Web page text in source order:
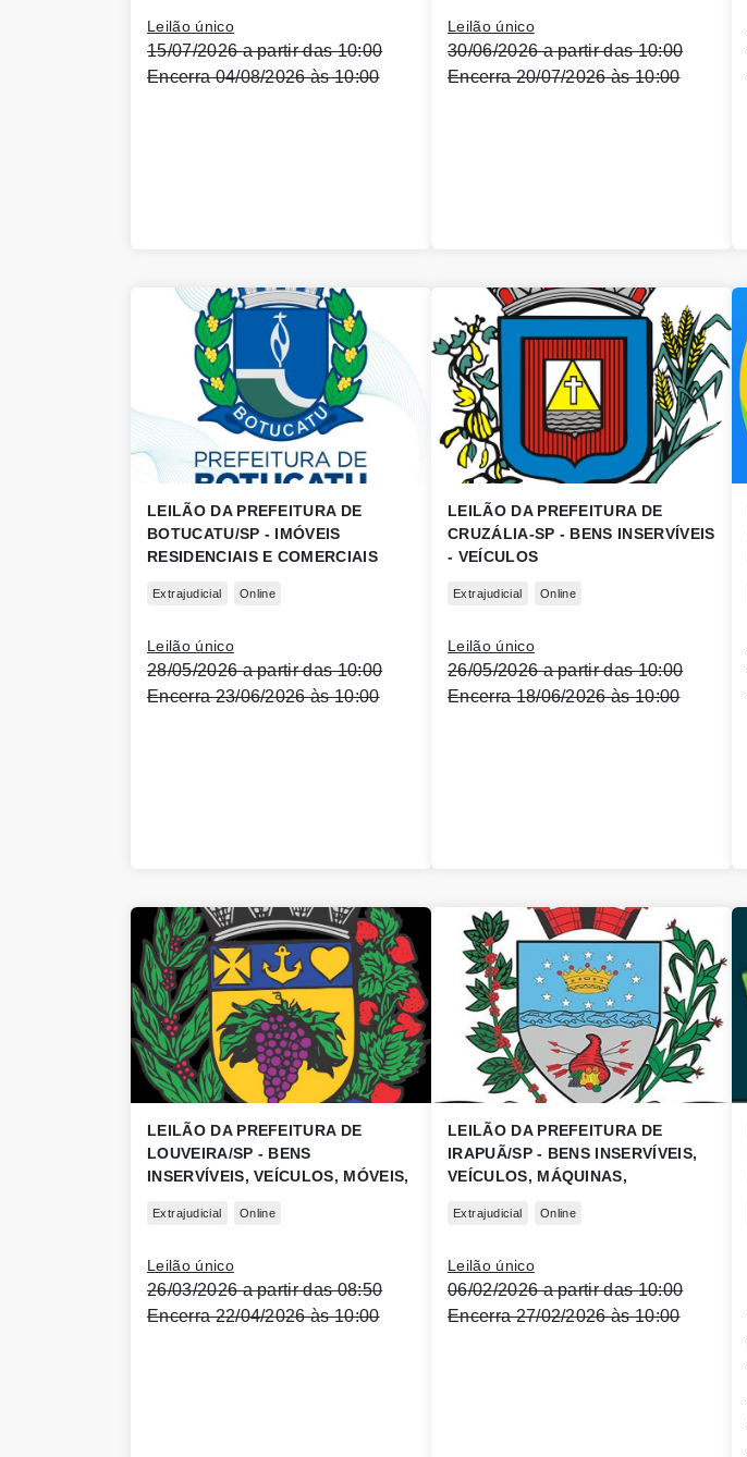
Leilão único
15/07/2026 a partir das 10:00
Encerra 04/08/2026 às 10:00
Leilão único
30/06/2026 a partir das 10:00
Encerra 20/07/2026 às 10:00
LEILÃO DA PREFEITURA DE
BOTUCATU/SP - IMÓVEIS
RESIDENCIAIS E COMERCIAIS
Extrajudicial Online
Leilão único
28/05/2026 a partir das 10:00
Encerra 23/06/2026 às 10:00
LEILÃO DA PREFEITURA DE
CRUZÁLIA-SP - BENS INSERVÍVEIS
- VEÍCULOS
Extrajudicial Online
Leilão único
26/05/2026 a partir das 10:00
Encerra 18/06/2026 às 10:00
LEILÃO DA PREFEITURA DE
LOUVEIRA/SP - BENS
INSERVÍVEIS, VEÍCULOS, MÓVEIS,
Extrajudicial Online
Leilão único
26/03/2026 a partir das 08:50
Encerra 22/04/2026 às 10:00
LEILÃO DA PREFEITURA DE
IRAPUÃ/SP - BENS INSERVÍVEIS,
VEÍCULOS, MÁQUINAS,
OUTROS.
Extrajudicial Online
Leilão único
06/02/2026 a partir das 10:00
Encerra 27/02/2026 às 10:00